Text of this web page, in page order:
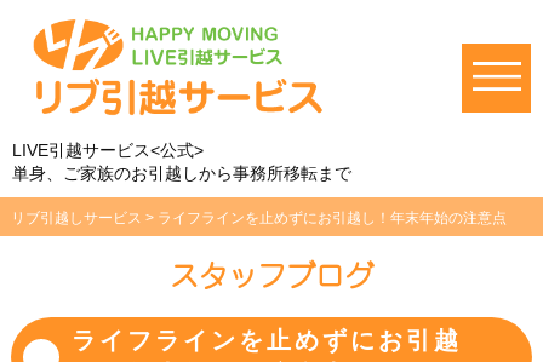
LIVE引越サービス<公式>
単身、ご家族のお引越しから事務所移転まで
リブ引越しサービス > ライフラインを止めずにお引越し！年末年始の注意点
スタッフブログ
ライフラインを止めずにお引越